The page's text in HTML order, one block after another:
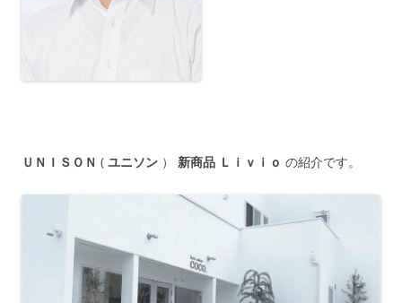
ＵＮＩＳＯＮ ( ユニソン ） 新商品 Ｌｉｖｉｏ の紹介です。